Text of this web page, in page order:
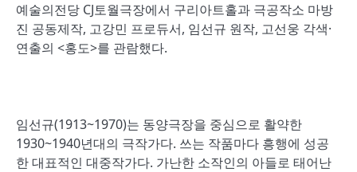
예술의전당 CJ토월극장에서 구리아트홀과 극공작소 마방
진 공동제작, 고강민 프로듀서, 임선규 원작, 고선웅 각색·
연출의 <홍도>를 관람했다.
임선규(1913~1970)는 동양극장을 중심으로 활약한
1930~1940년대의 극작가다. 쓰는 작품마다 흥행에 성공
한 대표적인 대중작가다. 가난한 소작인의 아들로 태어난